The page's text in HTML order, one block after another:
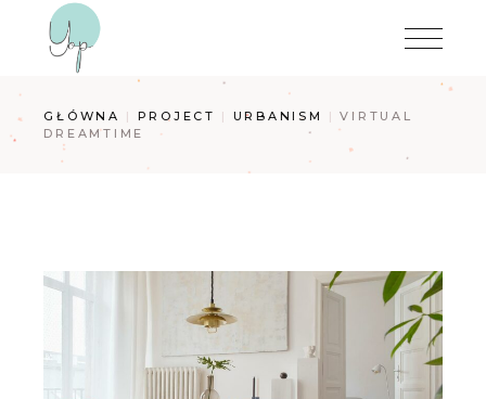
GŁÓWNA PROJECT URBANISM
VIRTUAL
DREAMTIME